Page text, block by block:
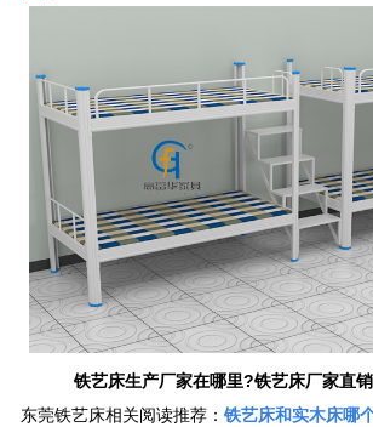
铁艺床生产厂家在哪里?铁艺床厂家直
东莞铁艺床相关阅读推荐： 铁艺床和实木床哪